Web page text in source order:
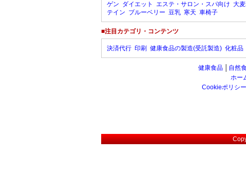
ゲン ダイエット エステ・サロン・スパ向け 大
テイン ブルーベリー 豆乳 寒天 車椅子
■注目カテゴリ・コンテンツ
決済代行 印刷 健康食品の製造(受託製造) 化粧品
健康食品 自然
ホー
Cookieポリシー